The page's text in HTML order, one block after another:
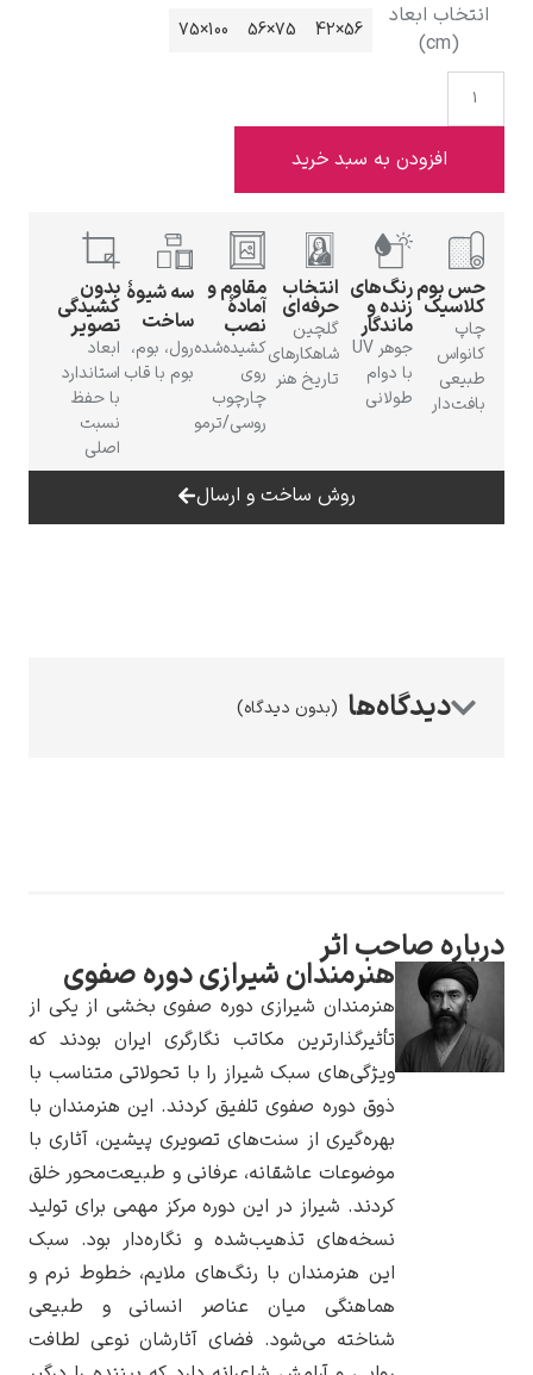
لودویگ دویچ
یوهانس فرمیر
پرفروش‌ترین
تابلوها
انتخاب ابعاد
(cm)
56×42
75×56
100×75
افزودن به سبد خرید
حس بوم
کلاسیک
چاپ
کانواس
طبیعی
بافت‌دار
رنگ‌های
زنده و
ماندگار
جوهر UV
با دوام
طولانی
انتخاب
حرفه‌ای
گلچین
شاهکارهای
تاریخ هنر
مقاوم و
آمادهٔ
نصب
کشیده‌شده
روی
چارچوب
روسی/ترمو
سه شیوهٔ
ساخت
رول، بوم،
بوم با قاب
بدون
کشیدگی
تصویر
ابعاد
استاندارد
با حفظ
نسبت
اصلی
روش ساخت و ارسال
(بدون دیدگاه)
درباره صاحب اثر
هنرمندان شیرازی دوره صفوی
هنرمندان شیرازی دوره صفوی بخشی از یکی از
تأثیرگذارترین مکاتب نگارگری ایران بودند که
ویژگی‌های سبک شیراز را با تحولاتی متناسب با
ذوق دوره صفوی تلفیق کردند. این هنرمندان با
بهره‌گیری از سنت‌های تصویری پیشین، آثاری با
موضوعات عاشقانه، عرفانی و طبیعت‌محور خلق
کردند. شیراز در این دوره مرکز مهمی برای تولید
نسخه‌های تذهیب‌شده و نگاره‌دار بود. سبک
این هنرمندان با رنگ‌های ملایم، خطوط نرم و
هماهنگی میان عناصر انسانی و طبیعی
شناخته می‌شود. فضای آثارشان نوعی لطافت